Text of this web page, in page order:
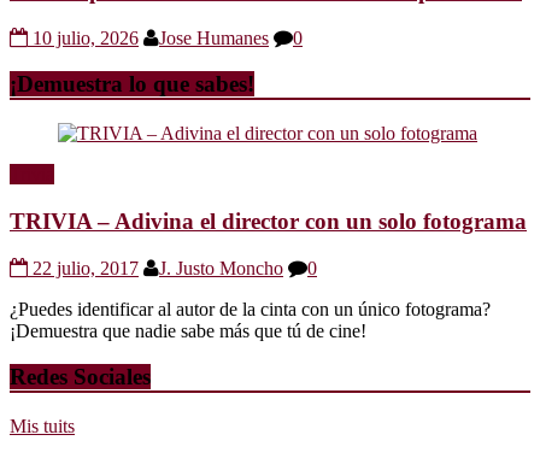
10 julio, 2026 Jose Humanes 0
¡Demuestra lo que sabes!
TRIVIA – Adivina el director con un solo fotograma
22 julio, 2017 J. Justo Moncho
0
¿Puedes identificar al autor de la cinta con un único fotograma?
¡Demuestra que nadie sabe más que tú de cine!
Redes Sociales
Mis tuits